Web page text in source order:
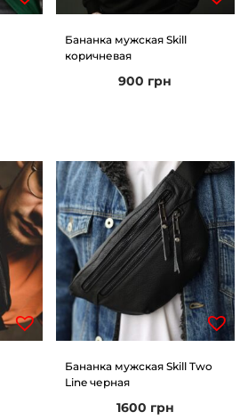
Бананка мужская Skill
коричневая
900 грн
Бананка мужская Skill Two
Line черная
1600 грн